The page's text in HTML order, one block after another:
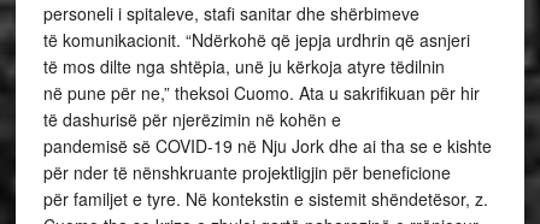
personeli i spitaleve, stafi sanitar dhe shërbimeve
të komunikacionit. “Ndërkohë që jepja urdhrin që asnjeri
të mos dilte nga shtëpia, unë ju kërkoja atyre tëdilnin
në pune për ne,” theksoi Cuomo. Ata u sakrifikuan për hir
të dashurisë për njerëzimin në kohën e
pandemisë së COVID-19 në Nju Jork dhe ai tha se e kishte
për nder të nënshkruante projektligjin për beneficione
për familjet e tyre. Në kontekstin e sistemit shëndetësor, z.